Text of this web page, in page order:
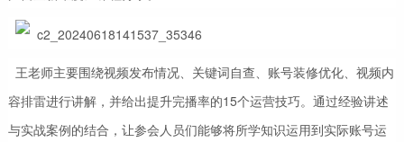
王老师主要围绕视频发布情况、关键词自查、账号装修优化、视频内
容排雷进行讲解，并给出提升完播率的15个运营技巧。通过经验讲述
与实战案例的结合，让参会人员们能够将所学知识运用到实际账号运